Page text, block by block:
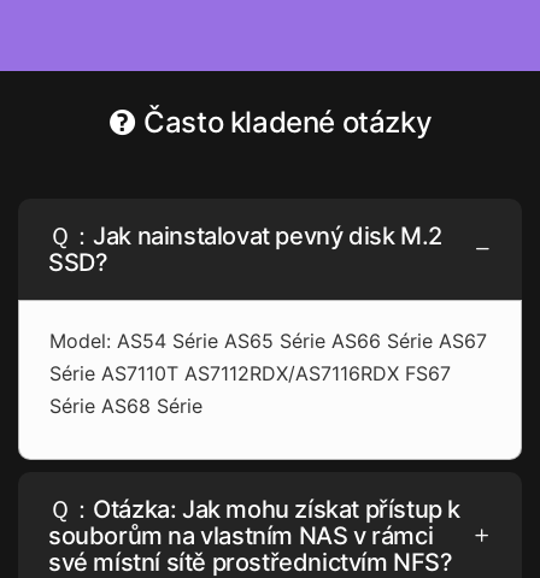
Často kladené otázky
Ｑ：Jak nainstalovat pevný disk M.2
SSD?
Model: AS54 Série AS65 Série AS66 Série AS67
Série AS7110T AS7112RDX/AS7116RDX FS67
Série AS68 Série
Ｑ：Otázka: Jak mohu získat přístup k
souborům na vlastním NAS v rámci
své místní sítě prostřednictvím NFS?